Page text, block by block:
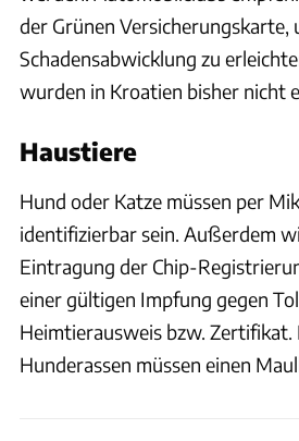
der Grünen Versicherungskarte,
Schadensabwicklung zu
wurden in Kroatien bisher nicht
Haustiere
Hund oder Katze müssen per
identifizierbar sein. Außerdem
Eintragung der Chip-
einer gültigen Impfung gegen
Heimtierausweis bzw. Zertifikat.
Hunderassen müssen einen